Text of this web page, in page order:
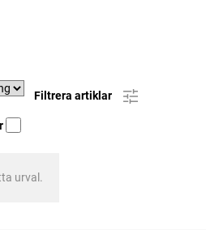
Filtrera artiklar
urval.